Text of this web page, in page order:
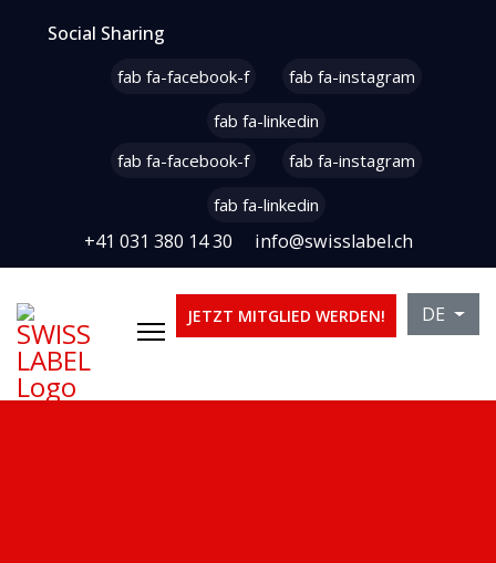
Social Sharing
fab fa-facebook-f
fab fa-instagram
fab fa-linkedin
fab fa-facebook-f
fab fa-instagram
fab fa-linkedin
+41 031 380 14 30 info@swisslabel.ch
JETZT MITGLIED WERDEN! DE